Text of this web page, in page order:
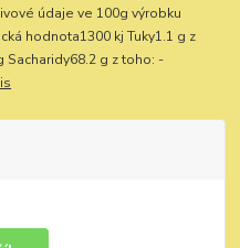
údaje ve 100g výrobku
hodnota1300 kj Tuky1.1 g z
g z toho: -